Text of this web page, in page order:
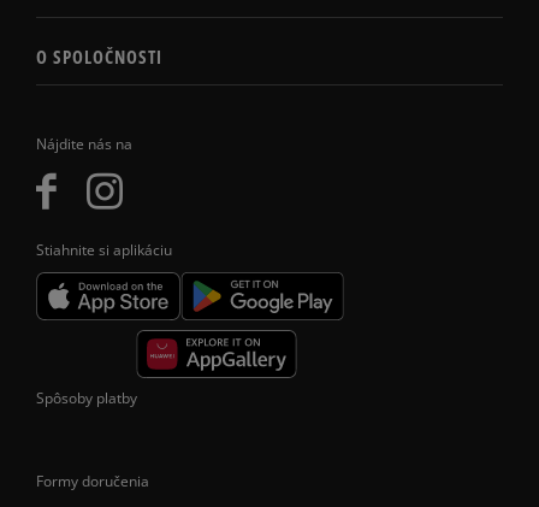
Nájdite nás na
Stiahnite si aplikáciu
O SPOLOČNOSTI
Spôsoby platby
Formy doručenia